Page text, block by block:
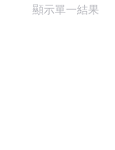
顯示單一結果